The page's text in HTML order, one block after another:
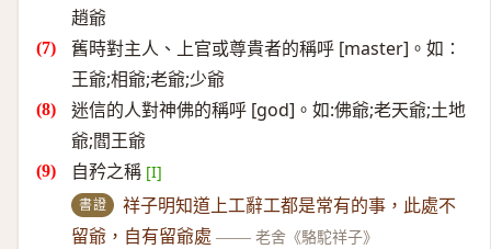
趙爺
舊時對主人、上官或尊貴者的稱呼 [master]。如∶
王爺;相爺;老爺;少爺
迷信的人對神佛的稱呼 [god]。如:佛爺;老天爺;土地
爺;閻王爺
自矜之稱 [I]
書證
祥子明知道上工辭工都是常有的事，此處不
留爺，自有留爺處 —— 老舍《駱駝祥子》